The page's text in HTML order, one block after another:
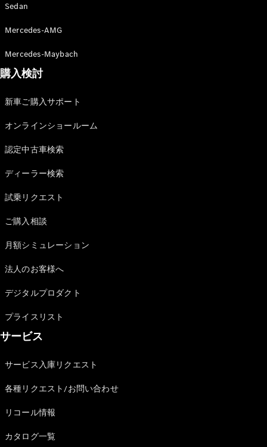
Maybach
STARS
Defining
Class
ジー
コンセプト
サステナビ
リティ
スポンサー
シップ /
メルセデ
ツ
Sedan
Mercedes-AMG
Mercedes-Maybach
購入検討
新車ご購入サポート
オンラインショールーム
認定中古車検索
ディーラー検索
試乗リクエスト
ご購入相談
月額シミュレーション
法人のお客様へ
デジタルプロダクト
プライスリスト
サービス
サービス入庫リクエスト
各種リクエスト/お問い合わせ
リコール情報
カタログ一覧